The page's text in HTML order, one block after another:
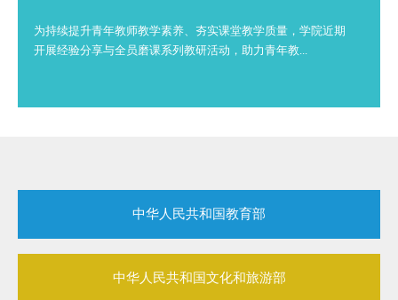
为持续提升青年教师教学素养、夯实课堂教学质量，学院近期
开展经验分享与全员磨课系列教研活动，助力青年教...
中华人民共和国教育部
中华人民共和国文化和旅游部